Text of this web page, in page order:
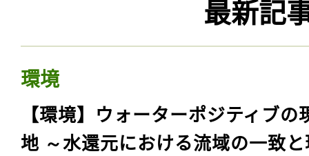
最新記
環境
【環境】ウォーターポジティブの
地 ～水還元における流域の一致